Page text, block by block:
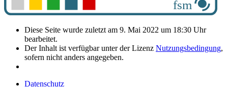
Diese Seite wurde zuletzt am 9. Mai 2022 um 18:30 Uhr
bearbeitet.
Der Inhalt ist verfügbar unter der Lizenz Nutzungsbedingung,
sofern nicht anders angegeben.
Datenschutz